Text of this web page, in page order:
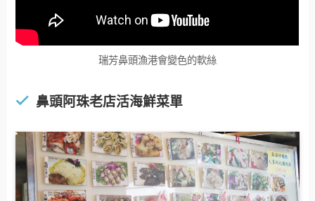
瑞芳鼻頭漁港會變色的軟絲
鼻頭阿珠老店活海鮮菜單